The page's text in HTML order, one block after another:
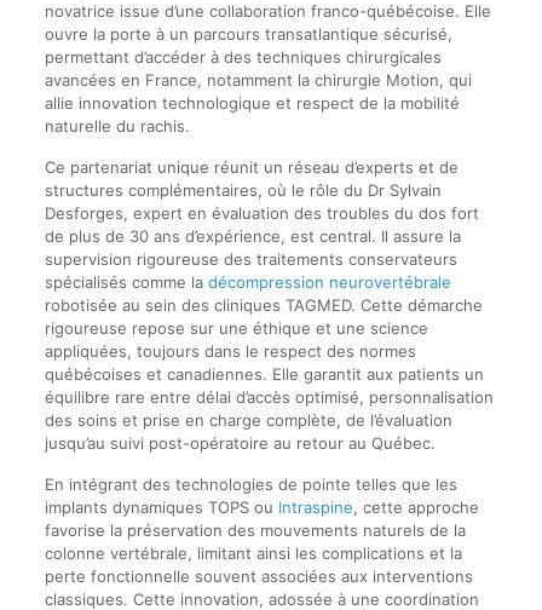
novatrice issue d’une collaboration franco-québécoise. Elle
ouvre la porte à un parcours transatlantique sécurisé,
permettant d’accéder à des techniques chirurgicales
avancées en France, notamment la chirurgie Motion, qui
allie innovation technologique et respect de la mobilité
naturelle du rachis.
Ce partenariat unique réunit un réseau d’experts et de
structures complémentaires, où le rôle du Dr Sylvain
Desforges, expert en évaluation des troubles du dos fort
de plus de 30 ans d’expérience, est central. Il assure la
supervision rigoureuse des traitements conservateurs
spécialisés comme la décompression neurovertébrale
robotisée au sein des cliniques TAGMED. Cette démarche
rigoureuse repose sur une éthique et une science
appliquées, toujours dans le respect des normes
québécoises et canadiennes. Elle garantit aux patients un
équilibre rare entre délai d’accès optimisé, personnalisation
des soins et prise en charge complète, de l’évaluation
jusqu’au suivi post-opératoire au retour au Québec.
En intégrant des technologies de pointe telles que les
implants dynamiques TOPS ou Intraspine, cette approche
favorise la préservation des mouvements naturels de la
colonne vertébrale, limitant ainsi les complications et la
perte fonctionnelle souvent associées aux interventions
classiques. Cette innovation, adossée à une coordination